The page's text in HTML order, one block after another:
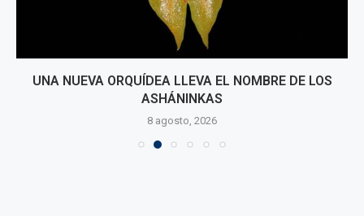
UNA NUEVA ORQUÍDEA LLEVA EL NOMBRE DE LOS
ASHÁNINKAS
8 agosto, 2026